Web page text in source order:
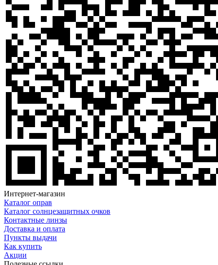
Интернет-магазин
Каталог оправ
Каталог солнцезащитных очков
Контактные линзы
Доставка и оплата
Пункты выдачи
Как купить
Акции